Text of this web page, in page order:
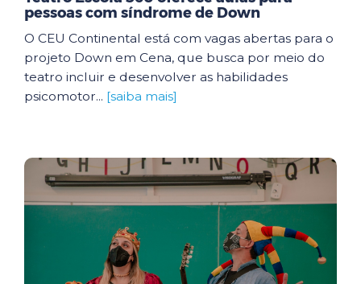
pessoas com síndrome de Down
O CEU Continental está com vagas abertas para o
projeto Down em Cena, que busca por meio do
teatro incluir e desenvolver as habilidades
psicomotor... [saiba mais]